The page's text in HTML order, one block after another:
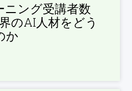
ニング受講者数
のAI人材をどう
か